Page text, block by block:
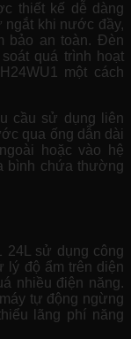
thiết kế dễ dàng
ngắt khi nước đầy,
bảo an toàn. Đèn
quá trình hoạt
một cách
cầu sử dụng liên
qua ống dẫn dài
hoặc vào hệ
bình chứa thường
24L sử dụng công
lý độ ẩm trên diện
nhiều điện năng.
tự động ngừng
lãng phí năng